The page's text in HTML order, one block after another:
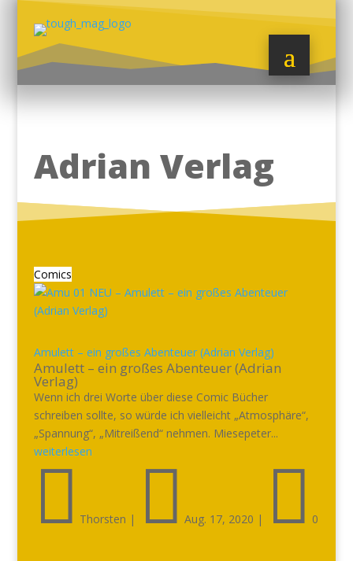
Adrian Verlag
Comics
Amulett – ein großes Abenteuer (Adrian Verlag)
Amulett – ein großes Abenteuer (Adrian
Verlag)
Wenn ich drei Worte über diese Comic Bücher
schreiben sollte, so würde ich vielleicht „Atmosphäre“,
„Spannung“, „Mitreißend“ nehmen. Miesepeter...
weiterlesen
 Thorsten |  Aug. 17, 2020 |  0